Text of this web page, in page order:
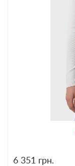
6 351 грн.